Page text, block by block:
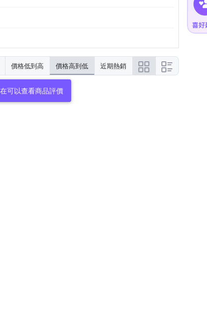
價格低到高 價格高到低 近期熱銷
可以查看商品評價